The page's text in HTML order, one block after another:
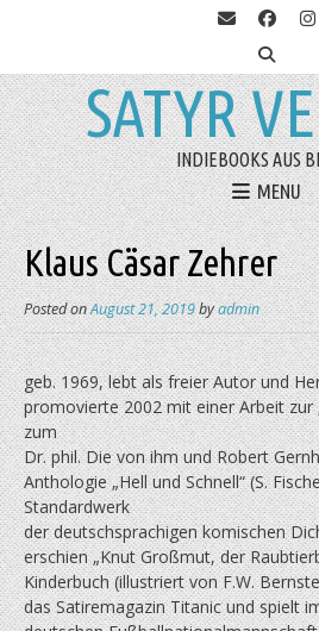
SATYR
INDIEBOOKS AUS
MENU
Klaus Cäsar Zehrer
Posted onAugust 21, 2019byadmin
geb. 1969, lebt als freier Autor und
promovierte 2002 mit einer Arbeit zur
zum
Dr. phil. Die von ihm und Robert
Anthologie „Hell und Schnell“ (S.
Standardwerk
der deutschsprachigen komischen
erschien „Knut Großmut, der
Kinderbuch (illustriert von F.W.
das Satiremagazin Titanic und spielt